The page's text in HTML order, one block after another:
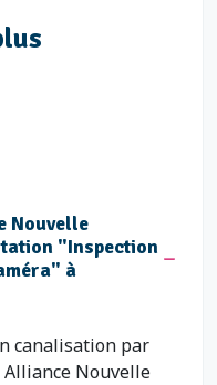
Nouvelle
"Inspection
à
canalisation par
Alliance Nouvelle